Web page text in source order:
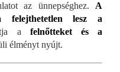
az ünnepséghez. A
felejthetetlen lesz a
a felnőtteket és a
élményt nyújt.